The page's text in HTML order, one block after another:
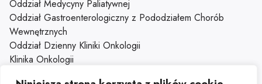
Oddział Medycyny Paliatywnej
Oddział Gastroenterologiczny z Pododziałem Chorób
Wewnętrznych
Oddział Dzienny Kliniki Onkologii
Klinika Onkologii